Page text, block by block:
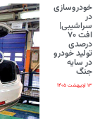
خودروسازی
در
سراشیبی|
افت ۷۰
درصدی
تولید خودرو
در سایه
جنگ
۱۳ اردیبهشت ۱۴۰۵